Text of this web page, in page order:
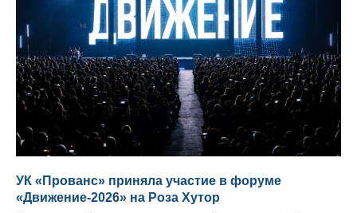
УК «Прованс» приняла участие в форуме
«Движение-2026» на Роза Хутор